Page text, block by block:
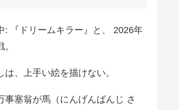
: 『ドリームキラー』と、 2026年
は、上手い絵を描けない。
事塞翁が馬（にんげんばんじ さ